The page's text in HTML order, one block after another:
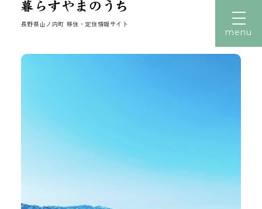
長野県山ノ内町 移住・定住情報サイト
住まい
menu